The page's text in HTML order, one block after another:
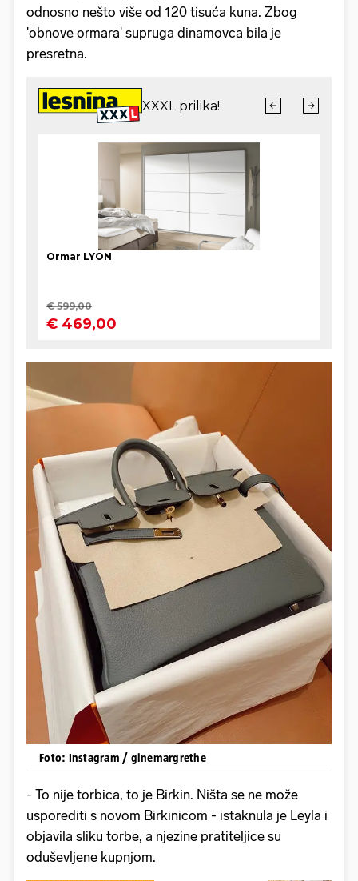
odnosno nešto više od 120 tisuća kuna. Zbog
'obnove ormara' supruga dinamovca bila je
presretna.
Foto: Instagram / ginemargrethe
- To nije torbica, to je Birkin. Ništa se ne može
usporediti s novom Birkinicom - istaknula je Leyla i
objavila sliku torbe, a njezine pratiteljice su
oduševljene kupnjom.